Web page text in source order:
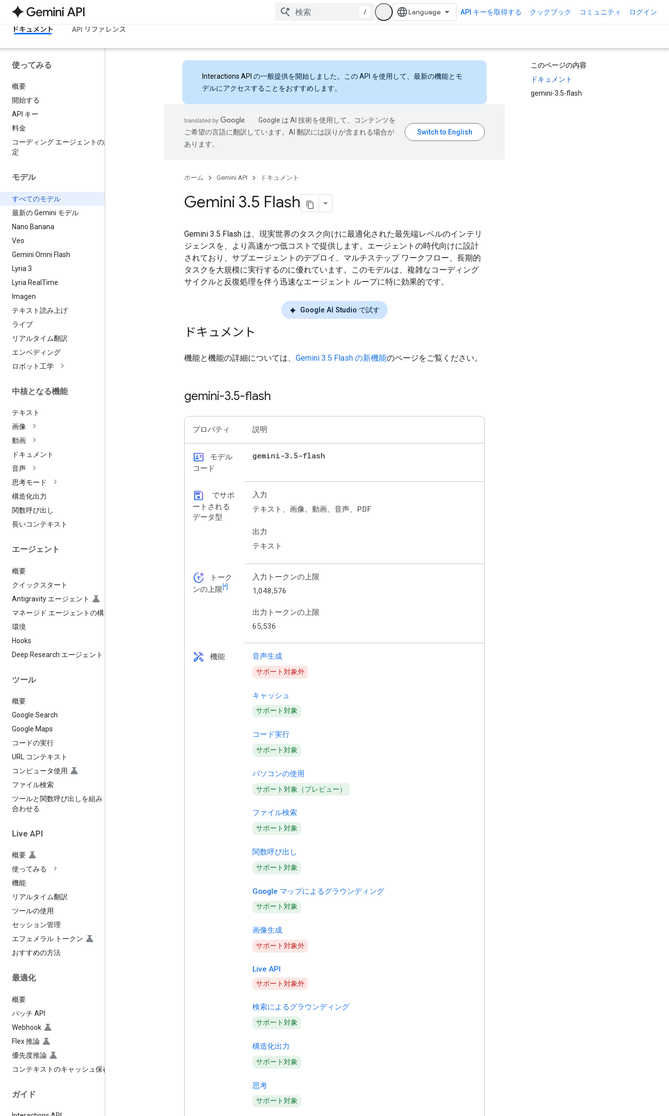
/ API キーを取得する クックブック コミュニティ ログイン
ドキュメント API リファレンス
使ってみる
概要
開始する
API キー
料金
コーディング エージェントの設
定
モデル
すべてのモデル
最新の Gemini モデル
Nano Banana
Veo
Gemini Omni Flash
Lyria 3
Lyria Real Time
Imagen
テキスト読み上げ
ライブ
リアルタイム翻訳
エンベディング
ロボット工学
中核となる機能
テキスト
画像
動画
ドキュメント
音声
思考モード
構造化出力
関数呼び出し
長いコンテキスト
エージェント
概要
クイックスタート
Antigravity エージェント
マネージド エージェントの構築
環境
Hooks
Deep Research エージェント
ツール
概要
Google Search
Google Maps
コードの実行
URL コンテキスト
コンピュータ使用
ファイル検索
ツールと関数呼び出しを組み
合わせる
Live API
概要
使ってみる
機能
リアルタイム翻訳
ツールの使用
セッション管理
エフェメラル トークン
おすすめの方法
最適化
概要
バッチ API
Webhook
Flex 推論
優先度推論
コンテキストのキャッシュ保存
ガイド
このページの内容
ドキュメント
gemini-3.5-flash
Interactions API の一般提供を開始しました。この API を使用して、最新の機能とモ
デルにアクセスすることをおすすめします。
Google は AI 技術を使用して、コンテンツを
ご希望の言語に翻訳しています。AI 翻訳には誤りが含まれる場合が
あります。
ホーム Gemini API ドキュメント
Gemini 3.5 Flash
Gemini 3.5 Flash は、現実世界のタスク向けに最適化された最先端レベルのインテリ
ジェンスを、より高速かつ低コストで提供します。エージェントの時代向けに設計
されており、サブエージェントのデプロイ、マルチステップ ワークフロー、長期的
タスクを大規模に実行するのに優れています。このモデルは、複雑なコーディング
サイクルと反復処理を伴う迅速なエージェント ループに特に効果的です。
Google AI Studio で試す
ドキュメント
機能と機能の詳細については、 Gemini 3.5 Flash の新機能のページをご覧ください。
gemini-3.5-flash
プロパティ 説明
id_card
モデル
コード
gemini-3 .5-flash
save
でサポ
ートされる
データ型
入力
テキスト、画像、動画、音声、PDF
出力
テキスト
token_auto
トーク
ンの上限 [*]
入力トークンの上限
1,048,576
出力トークンの上限
65,536
handyman 機能 音声生成
サポート対象外
キャッシュ
サポート対象
コード実行
サポート対象
パソコンの使用
サポート対象（プレビュー）
ファイル検索
サポート対象
関数呼び出し
サポート対象
Google マップによるグラウンディング
サポート対象
画像生成
サポート対象外
Live API
サポート対象外
検索によるグラウンディング
サポート対象
構造化出力
サポート対象
思考
サポート対象